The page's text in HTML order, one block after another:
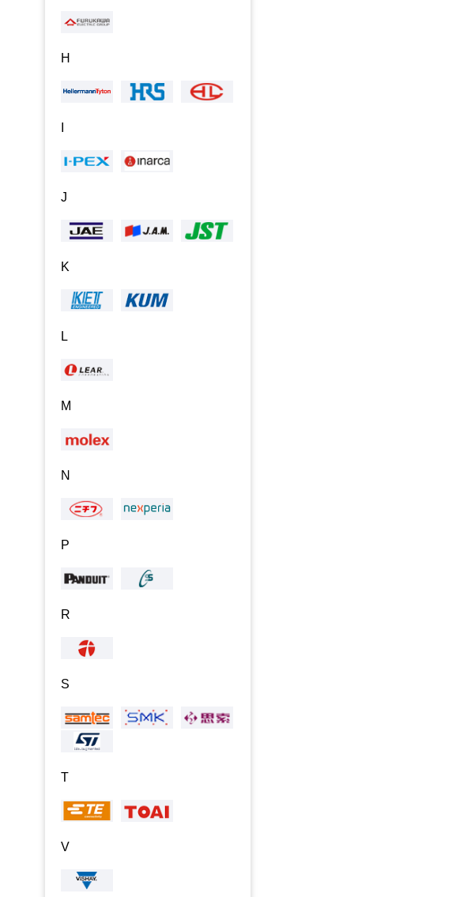
H
J
K
L
M
N
P
R
S
T
V